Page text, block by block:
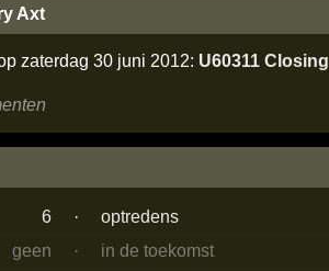
Axt
zaterdag 30 juni 2012: U60311 Closing
6 ·
optredens
geen
·
in de toekomst